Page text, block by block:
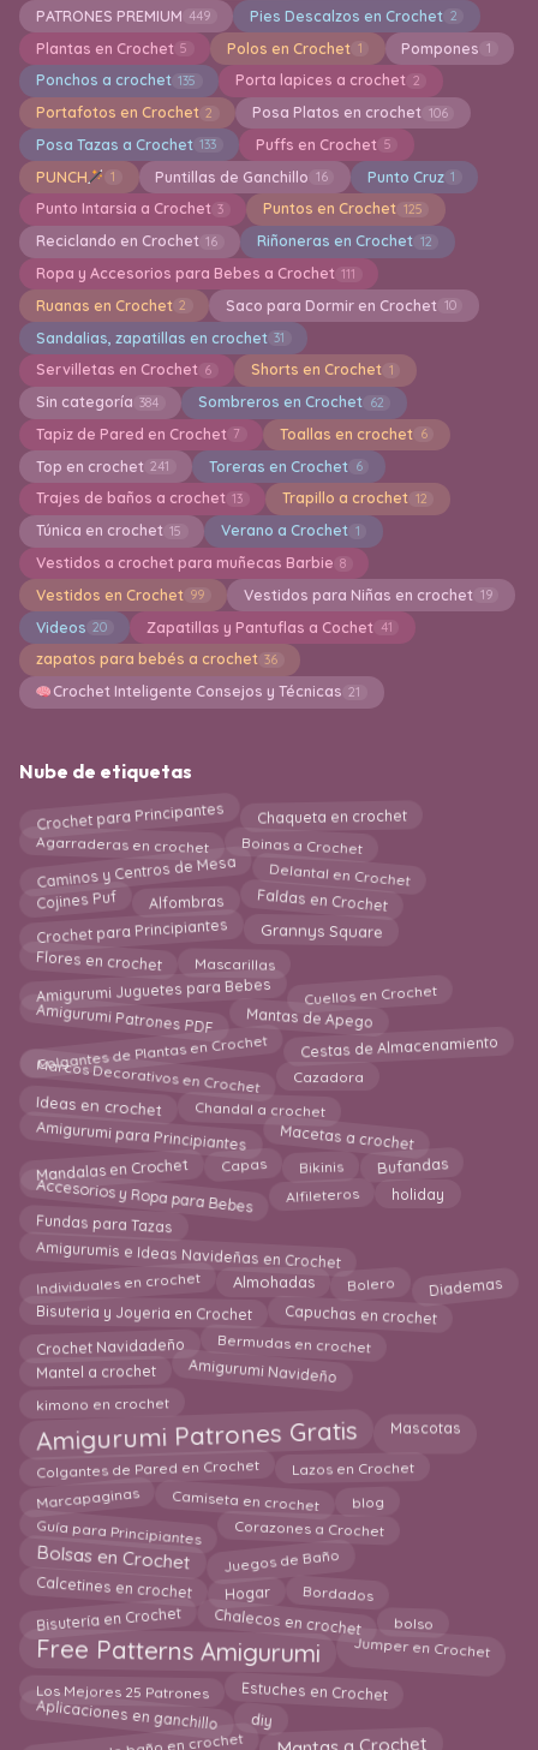
PATRONES PREMIUM 449 Pies Descalzos en Crochet 2
Plantas en Crochet 5 Polos en Crochet 1 Pompones 1
Ponchos a crochet 135 Porta lapices a crochet 2
Portafotos en Crochet 2 Posa Platos en crochet 106
Posa Tazas a Crochet 133 Puffs en Crochet 5
PUNCH 1 Puntillas de Ganchillo 16 Punto Cruz 1
Punto Intarsia a Crochet 3 Puntos en Crochet 125
Reciclando en Crochet 16 Riñoneras en Crochet 12
Ropa y Accesorios para Bebes a Crochet 111
Ruanas en Crochet 2 Saco para Dormir en Crochet 10
Sandalias, zapatillas en crochet 31
Servilletas en Crochet 6 Shorts en Crochet 1
Sin categoría 384 Sombreros en Crochet 62
Tapiz de Pared en Crochet 7 Toallas en crochet 6
Top en crochet 241 Toreras en Crochet 6
Trajes de baños a crochet 13 Trapillo a crochet 12
Túnica en crochet 15 Verano a Crochet 1
Vestidos a crochet para muñecas Barbie 8
Vestidos en Crochet 99 Vestidos para Niñas en crochet 19
Videos 20 Zapatillas y Pantuflas a Cochet 41
zapatos para bebés a crochet 36
Crochet Inteligente Consejos y Técnicas 21
Nube de etiquetas
Crochet para Principantes Chaqueta en crochet
Agarraderas en crochet Boinas a Crochet
Caminos y Centros de Mesa Delantal en Crochet
Cojines Puf Alfombras Faldas en Crochet
Crochet para Principiantes Grannys Square
Flores en crochet Mascarillas
Amigurumi Juguetes para Bebes Cuellos en Crochet
Amigurumi Patrones PDF Mantas de Apego
Colgantes de Plantas en Crochet Cestas de Almacenamiento
Marcos Decorativos en Crochet Cazadora
Ideas en crochet Chandal a crochet
Amigurumi para Principiantes Macetas a crochet
Mandalas en Crochet Capas Bikinis Bufandas
Accesorios y Ropa para Bebes Alfileteros holiday
Fundas para Tazas
Amigurumis e Ideas Navideñas en Crochet
Individuales en crochet Almohadas Bolero Diademas
Bisuteria y Joyeria en Crochet Capuchas en crochet
Crochet Navidadeño Bermudas en crochet
Mantel a crochet Amigurumi Navideño
kimono en crochet
Amigurumi Patrones Gratis Mascotas
Colgantes de Pared en Crochet Lazos en Crochet
Marcapaginas Camiseta en crochet blog
Guía para Principiantes Corazones a Crochet
Bolsas en Crochet Juegos de Baño
Calcetines en crochet Hogar Bordados
Bisutería en Crochet Chalecos en crochet bolso
Free Patterns Amigurumi Jumper en Crochet
Los Mejores 25 Patrones Estuches en Crochet
Aplicaciones en ganchillo diy